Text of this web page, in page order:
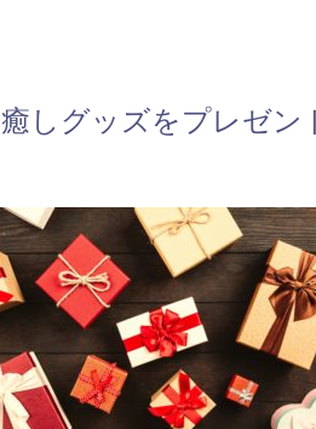
癒しグッズをプレゼン